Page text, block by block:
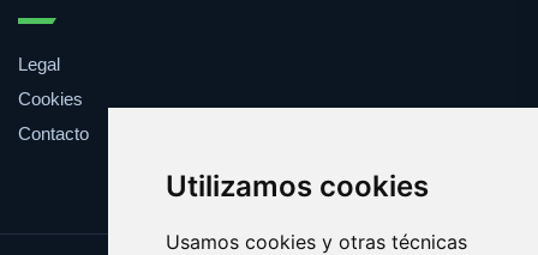
Utilizamos cookies
Usamos cookies y otras técnicas
Legal
Cookies
Contacto